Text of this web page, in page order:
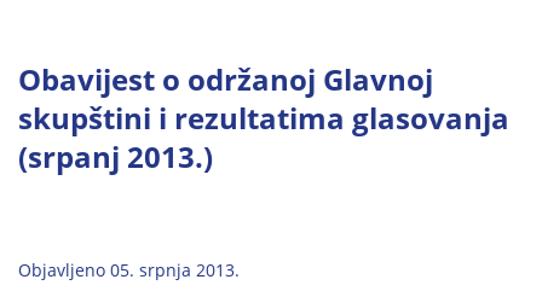
Obavijest o održanoj Glavnoj
skupštini i rezultatima glasovanja
(srpanj 2013.)
Objavljeno 05. srpnja 2013.